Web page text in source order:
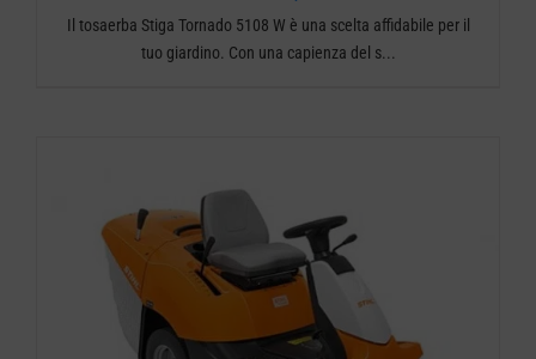
Il tosaerba Stiga Tornado 5108 W è una scelta affidabile per il
tuo giardino. Con una capienza del s...